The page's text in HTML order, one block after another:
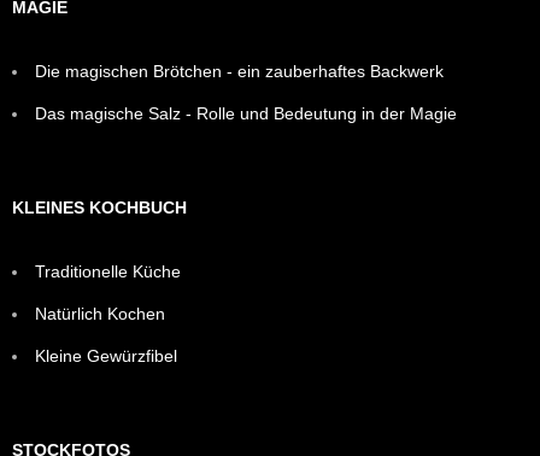
MAGIE
Die magischen Brötchen - ein zauberhaftes Backwerk
Das magische Salz - Rolle und Bedeutung in der Magie
KLEINES KOCHBUCH
Traditionelle Küche
Natürlich Kochen
Kleine Gewürzfibel
STOCKFOTOS